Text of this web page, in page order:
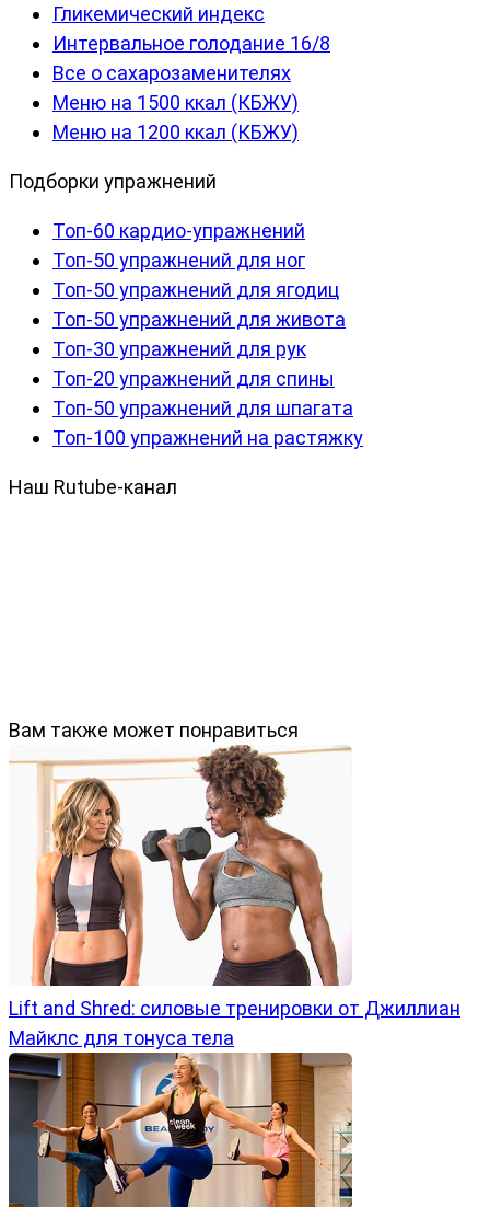
Гликемический индекс
Интервальное голодание 16/8
Все о сахарозаменителях
Меню на 1500 ккал (КБЖУ)
Меню на 1200 ккал (КБЖУ)
Подборки упражнений
Топ-60 кардио-упражнений
Топ-50 упражнений для ног
Топ-50 упражнений для ягодиц
Топ-50 упражнений для живота
Топ-30 упражнений для рук
Топ-20 упражнений для спины
Топ-50 упражнений для шпагата
Топ-100 упражнений на растяжку
Наш Rutube-канал
Вам также может понравиться
Lift and Shred: силовые тренировки от Джиллиан
Майклс для тонуса тела